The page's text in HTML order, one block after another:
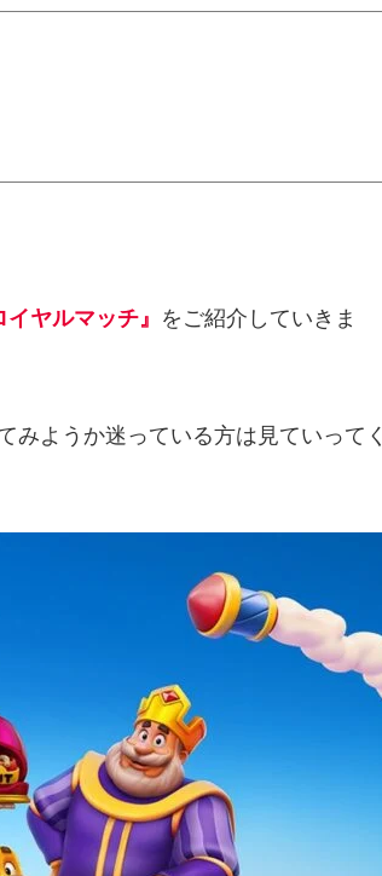
イヤルマッチ』 をご紹介していきま
みようか迷っている方は見ていってく